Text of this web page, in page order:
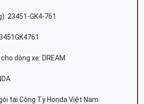
23451-GK4-761
dòng xe: DREAM
tại Công Ty Honda Việt Nam